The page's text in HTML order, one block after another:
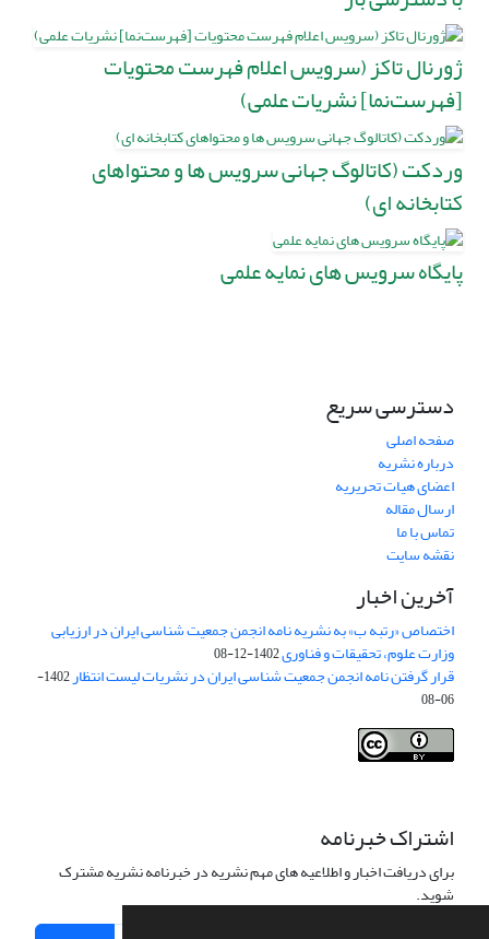
ژورنال تاکز (سرویس اعلام فهرست محتویات
[فهرست‌نما] نشریات علمی)
وردکت (کاتالوگ جهانی سرویس ها و محتواهای
کتابخانه ای)
پایگاه سرویس های نمایه علمی
دسترسی سریع
صفحه اصلی
درباره نشریه
اعضای هیات تحریریه
ارسال مقاله
تماس با ما
نقشه سایت
آخرین اخبار
اختصاص «رتبه ب» به نشریه نامه انجمن جمعیت شناسی ایران در ارزیابی
وزارت علوم، تحقیقات و فناوری1402-12-08
قرار گرفتن نامه انجمن جمعیت شناسی ایران در نشریات لیست انتظار
1402-
06-08
اشتراک خبرنامه
برای دریافت اخبار و اطلاعیه های مهم نشریه در خبرنامه نشریه مشترک
شوید.